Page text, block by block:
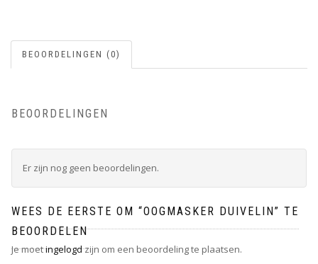
BEOORDELINGEN (0)
BEOORDELINGEN
Er zijn nog geen beoordelingen.
WEES DE EERSTE OM “OOGMASKER DUIVELIN” TE
BEOORDELEN
Je moetingelogdzijn om een beoordeling te plaatsen.